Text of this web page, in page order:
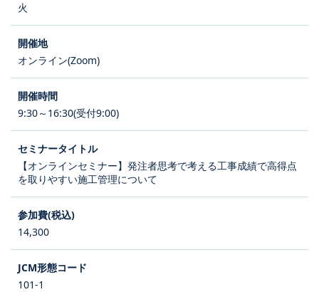
火
オンライン(Zoom)
9:30～16:30(受付9:00)
【オンラインセミナー】発注者思考で考える工事成績で高得点
を取りやすい施工管理について
14,300
101-1